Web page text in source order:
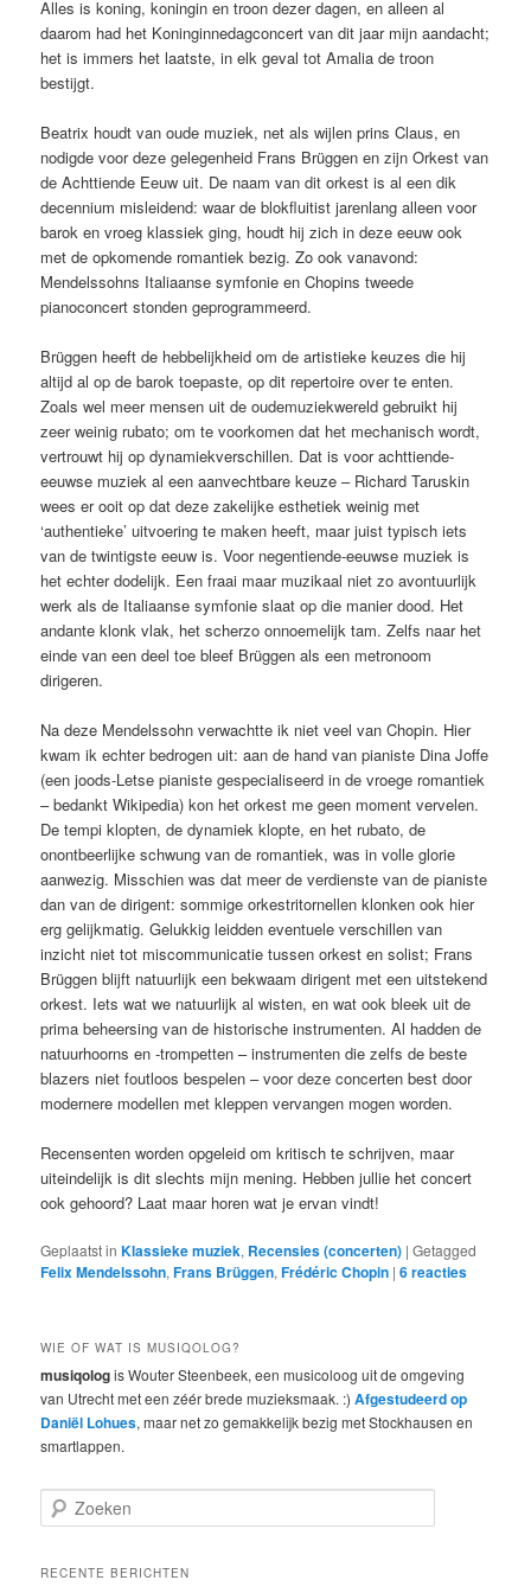
Alles is koning, koningin en troon dezer dagen, en alleen al
daarom had het Koninginnedagconcert van dit jaar mijn aandacht;
het is immers het laatste, in elk geval tot Amalia de troon
bestijgt.
Beatrix houdt van oude muziek, net als wijlen prins Claus, en
nodigde voor deze gelegenheid Frans Brüggen en zijn Orkest van
de Achttiende Eeuw uit. De naam van dit orkest is al een dik
decennium misleidend: waar de blokfluitist jarenlang alleen voor
barok en vroeg klassiek ging, houdt hij zich in deze eeuw ook
met de opkomende romantiek bezig. Zo ook vanavond:
Mendelssohns Italiaanse symfonie en Chopins tweede
pianoconcert stonden geprogrammeerd.
Brüggen heeft de hebbelijkheid om de artistieke keuzes die hij
altijd al op de barok toepaste, op dit repertoire over te enten.
Zoals wel meer mensen uit de oudemuziekwereld gebruikt hij
zeer weinig rubato; om te voorkomen dat het mechanisch wordt,
vertrouwt hij op dynamiekverschillen. Dat is voor achttiende-
eeuwse muziek al een aanvechtbare keuze – Richard Taruskin
wees er ooit op dat deze zakelijke esthetiek weinig met
‘authentieke’ uitvoering te maken heeft, maar juist typisch iets
van de twintigste eeuw is. Voor negentiende-eeuwse muziek is
het echter dodelijk. Een fraai maar muzikaal niet zo avontuurlijk
werk als de Italiaanse symfonie slaat op die manier dood. Het
andante klonk vlak, het scherzo onnoemelijk tam. Zelfs naar het
einde van een deel toe bleef Brüggen als een metronoom
dirigeren.
Na deze Mendelssohn verwachtte ik niet veel van Chopin. Hier
kwam ik echter bedrogen uit: aan de hand van pianiste Dina Joffe
(een joods-Letse pianiste gespecialiseerd in de vroege romantiek
– bedankt Wikipedia) kon het orkest me geen moment vervelen.
De tempi klopten, de dynamiek klopte, en het rubato, de
onontbeerlijke schwung van de romantiek, was in volle glorie
aanwezig. Misschien was dat meer de verdienste van de pianiste
dan van de dirigent: sommige orkestritornellen klonken ook hier
erg gelijkmatig. Gelukkig leidden eventuele verschillen van
inzicht niet tot miscommunicatie tussen orkest en solist; Frans
Brüggen blijft natuurlijk een bekwaam dirigent met een uitstekend
orkest. Iets wat we natuurlijk al wisten, en wat ook bleek uit de
prima beheersing van de historische instrumenten. Al hadden de
natuurhoorns en -trompetten – instrumenten die zelfs de beste
blazers niet foutloos bespelen – voor deze concerten best door
modernere modellen met kleppen vervangen mogen worden.
Recensenten worden opgeleid om kritisch te schrijven, maar
uiteindelijk is dit slechts mijn mening. Hebben jullie het concert
ook gehoord? Laat maar horen wat je ervan vindt!
Geplaatst in Klassieke muziek, Recensies (concerten) |Getagged
Felix Mendelssohn,Frans Brüggen,Frédéric Chopin |6reacties
WIE OF WAT IS MUSIQOLOG?
musiqologis Wouter Steenbeek, een musicoloog uit de omgeving
van Utrecht met een zéér brede muzieksmaak. :)Afgestudeerd op
Daniël Lohues, maar net zo gemakkelijk bezig met Stockhausen en
smartlappen.
o
k
RECENTE BERICHTEN